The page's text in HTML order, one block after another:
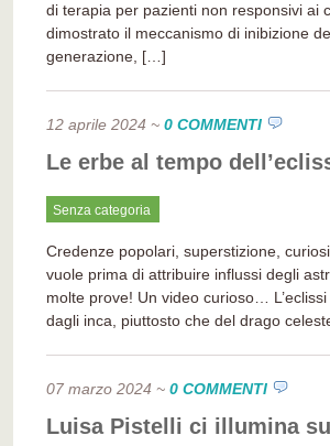
di terapia per pazienti non responsivi ai
dimostrato il meccanismo di inibizione
generazione, […]
12 aprile 2024 ~ 0 COMMENTI
Le erbe al tempo
Senza categoria
Credenze popolari, superstizione,
vuole prima di attribuire influssi degli
molte prove! Un video curioso…
dagli inca, piuttosto che del drago
07 marzo 2024 ~ 0 COMMENTI
Luisa Pistelli ci illumina